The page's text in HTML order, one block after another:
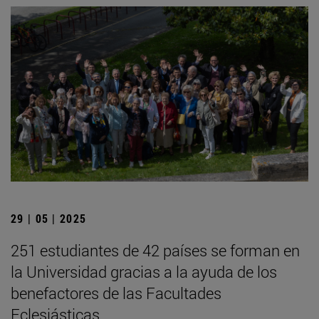
29 | 05 | 2025
251 estudiantes de 42 países se forman en
la Universidad gracias a la ayuda de los
benefactores de las Facultades
Eclesiásticas